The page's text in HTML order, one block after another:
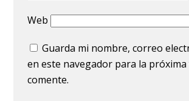
Web
Guarda mi nombre, correo
en este navegador para la próxima
comente.